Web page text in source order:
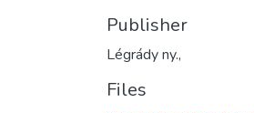
Publisher
Légrády ny.,
Files